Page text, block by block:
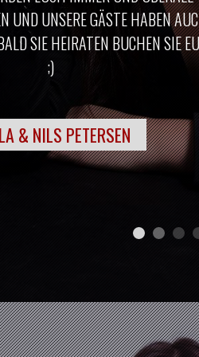
13
FEBRUAR, 2027
09:00 P.M.
FASNACHTSPARTY
14
03:00 P.M.
02
JULI, 2027
02:00 P.M.